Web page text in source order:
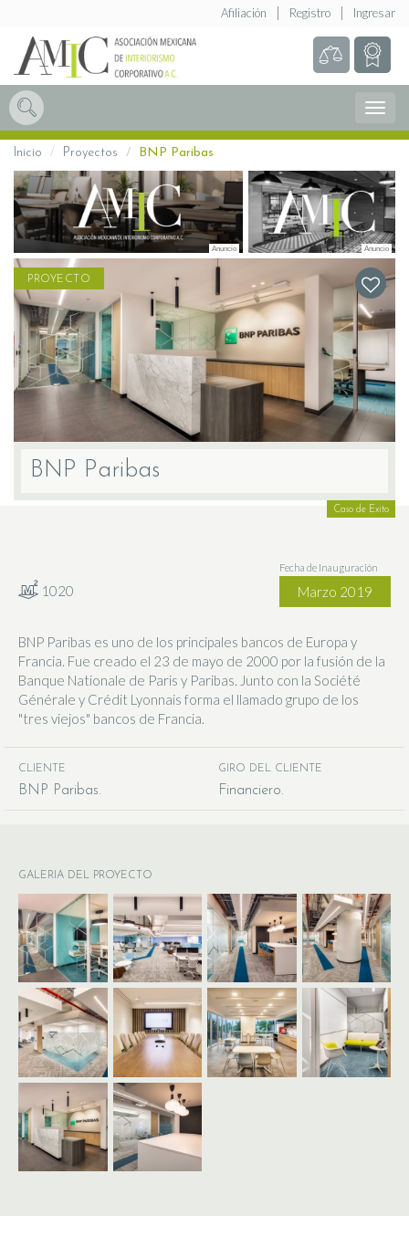
Ingresar
Registro
Afiliación
Menú
Inicio Proyectos BNP Paribas
PROYECTO
BNP Paribas
Caso de Exito
1020
Fecha de Inauguración
Marzo 2019
BNP Paribas es uno de los principales bancos de Europa y
Francia. Fue creado el 23 de mayo de 2000 por la fusión de la
Banque Nationale de Paris y Paribas. Junto con la Société
Générale y Crédit Lyonnais forma el llamado grupo de los
"tres viejos" bancos de Francia.
CLIENTE
BNP Paribas
GIRO DEL CLIENTE
Financiero
GALERIA DEL PROYECTO